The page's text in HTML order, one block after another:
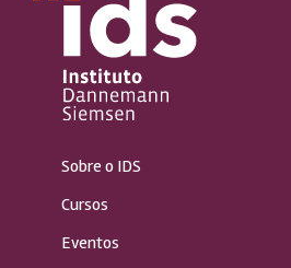
Sobre o IDS
Cursos
Eventos